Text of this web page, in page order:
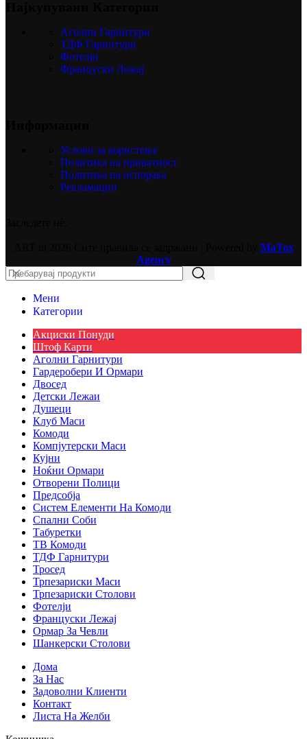
Аголни Гарнитури
ТДФ Гарнитури
Фотелји
Француски Лежај
Услови за користење
Политика на приватност
Политика на испорака
Рекламации
MaTox
Agency
Мени
Категории
Акциски Понуди
Штоф Карти
Аголни Гарнитури
Гардеробери И Ормари
Двосед
Детски Лежаи
Душеци
Клуб Маси
Комоди
Компјутерски Маси
Кујни
Ноќни Ормари
Отворени Полици
Предсобја
Систем Елементи На Комоди
Спални Соби
Табуретки
ТВ Комоди
ТДФ Гарнитури
Тросед
Трпезариски Маси
Трпезариски Столови
Фотелји
Француски Лежај
Ормар За Чевли
Шанкерски Столови
Дома
За Нас
Задоволни Клиенти
Контакт
Листа На Желби